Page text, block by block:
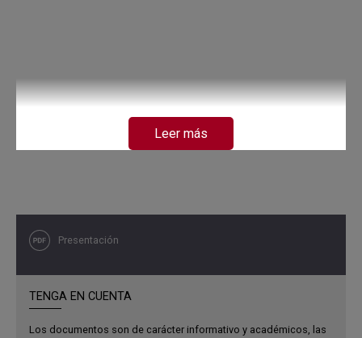
Presentación
TENGA EN CUENTA
Los documentos son de carácter informativo y académicos, las
Leer más